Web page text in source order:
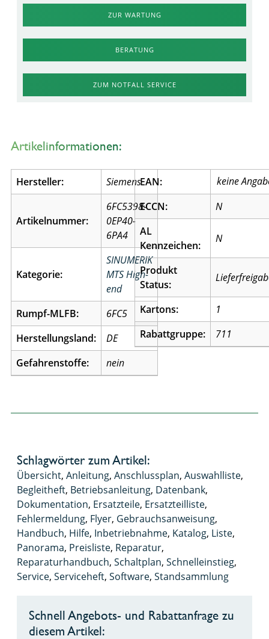
ZUR WARTUNG
BERATUNG
ZUM NOTFALL SERVICE
Artikelinformationen:
Hersteller: Siemens
Artikelnummer:
6FC5398-
0EP40-
6PA4
Kategorie:
SINUMERIK
MTS High-
end
Rumpf-MLFB:
6FC5
Herstellungsland:
DE
Gefahrenstoffe:
nein
EAN:
ECCN:
N
AL
Kennzeichen:
N
Produkt
Status:
Kartons:
1
Rabattgruppe:
711
Schlagwörter zum Artikel:
Übersicht, Anleitung, Anschlussplan, Auswahlliste,
Begleitheft, Betriebsanleitung, Datenbank,
Dokumentation, Ersatzteile, Ersatzteilliste,
Fehlermeldung, Flyer, Gebrauchsanweisung,
Handbuch, Hilfe, Inbetriebnahme, Katalog, Liste,
Panorama, Preisliste, Reparatur,
Reparaturhandbuch, Schaltplan, Schnelleinstieg,
Service, Serviceheft, Software, Standsammlung
Schnell Angebots- und Rabattanfrage zu
diesem Artikel: